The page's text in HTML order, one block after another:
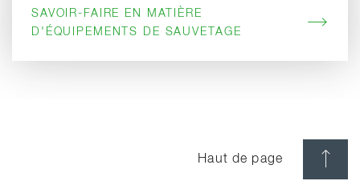
SAVOIR-FAIRE EN MATIÈRE
D'ÉQUIPEMENTS DE SAUVETAGE
Haut de page